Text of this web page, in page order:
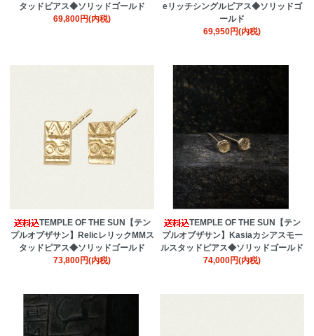
タッドピアス◆ソリッドゴールド
69,800円(内税)
eリッチシングルピアス◆ソリッドゴ
ールド
69,950円(内税)
TEMPLE OF THE SUN【テン
プルオブザサン】RelicレリックMMス
タッドピアス◆ソリッドゴールド
73,800円(内税)
TEMPLE OF THE SUN【テン
プルオブザサン】Kasiaカシアスモー
ルスタッドピアス◆ソリッドゴールド
74,000円(内税)